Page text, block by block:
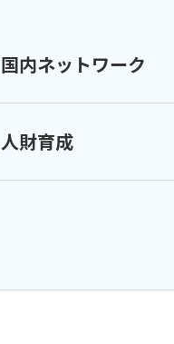
国内ネットワーク
人財育成